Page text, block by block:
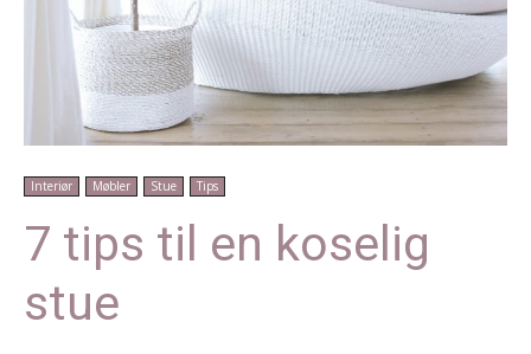
Interiør Møbler Stue Tips
7 tips til en koselig
stue